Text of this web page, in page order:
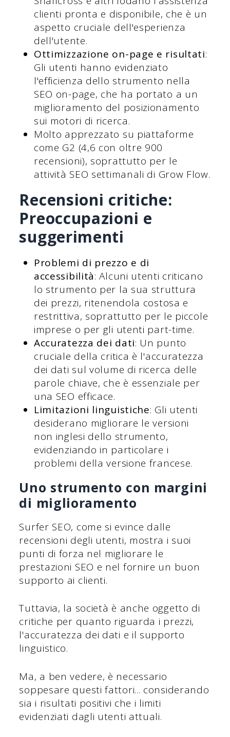
clienti pronta e disponibile, che è un
aspetto cruciale dell'esperienza
dell'utente.
Ottimizzazione on-page e risultati:
Gli utenti hanno evidenziato
l'efficienza dello strumento nella
SEO on-page, che ha portato a un
miglioramento del posizionamento
sui motori di ricerca.
Molto apprezzato su piattaforme
come G2 (4,6 con oltre 900
recensioni), soprattutto per le
attività SEO settimanali di Grow Flow.
Recensioni critiche:
Preoccupazioni e
suggerimenti
Problemi di prezzo e di
accessibilità: Alcuni utenti criticano
lo strumento per la sua struttura
dei prezzi, ritenendola costosa e
restrittiva, soprattutto per le piccole
imprese o per gli utenti part-time.
Accuratezza dei dati: Un punto
cruciale della critica è l'accuratezza
dei dati sul volume di ricerca delle
parole chiave, che è essenziale per
una SEO efficace.
Limitazioni linguistiche: Gli utenti
desiderano migliorare le versioni
non inglesi dello strumento,
evidenziando in particolare i
problemi della versione francese.
Uno strumento con margini
di miglioramento
Surfer SEO, come si evince dalle
recensioni degli utenti, mostra i suoi
punti di forza nel migliorare le
prestazioni SEO e nel fornire un buon
supporto ai clienti.
Tuttavia, la società è anche oggetto di
critiche per quanto riguarda i prezzi,
l'accuratezza dei dati e il supporto
linguistico.
Ma, a ben vedere, è necessario
soppesare questi fattori... considerando
sia i risultati positivi che i limiti
evidenziati dagli utenti attuali.